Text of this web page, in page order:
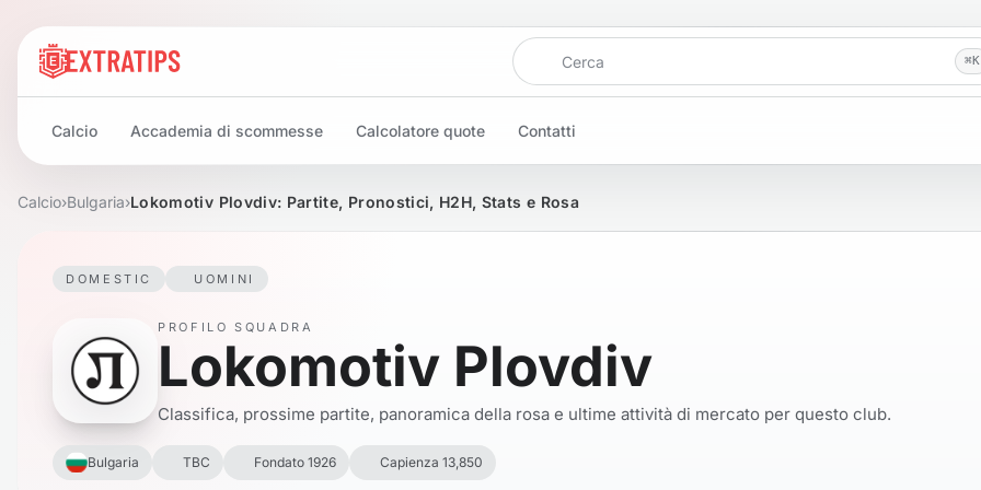
Cerca
⌘K
Calcio Accademia di scommesse Calcolatore quote Contatti
Calcio›Bulgaria›Lokomotiv Plovdiv: Partite, Pronostici, H2H, Stats e Rosa
DOMESTIC UOMINI
PROFILO SQUADRA
Lokomotiv Plovdiv
Classifica, prossime partite, panoramica della rosa e ultime attività di mercato per questo club.
Bulgaria TBC Fondato 1926 Capienza 13,850